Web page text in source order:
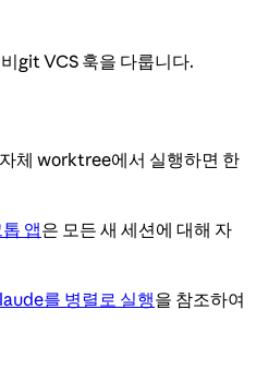
git VCS 훅을 다룹니다.
체 worktree에서 실행하면 한
앱은 모든 새 세션에 대해 자
를 병렬로 실행을 참조하여